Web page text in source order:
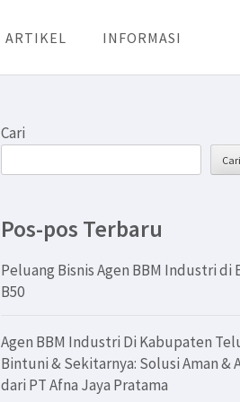
ARTIKEL INFORMASI
Cari
Cari
Pos-pos Terbaru
Peluang Bisnis Agen BBM Industri di
B50
Agen BBM Industri Di Kabupaten
Bintuni & Sekitarnya: Solusi Aman &
dari PT Afna Jaya Pratama